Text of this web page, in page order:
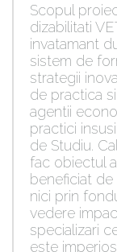
Scopul
dizabilitati
invatamant
sistem de
strategii
de practica
agentii
practici
de Studiu.
fac obiectul
beneficiat de
nici prin
vedere
specializari
este